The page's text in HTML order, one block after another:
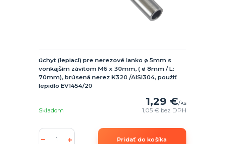
úchyt (lepiaci) pre nerezové lanko ø 5mm s
vonkajším závitom M6 x 30mm, ( ø 8mm / L:
70mm), brúsená nerez K320 /AISI304, použiť
lepidlo EV1454/20
1,29 €/ks
1,05 € bez DPH
Skladom
Pridať do košíka